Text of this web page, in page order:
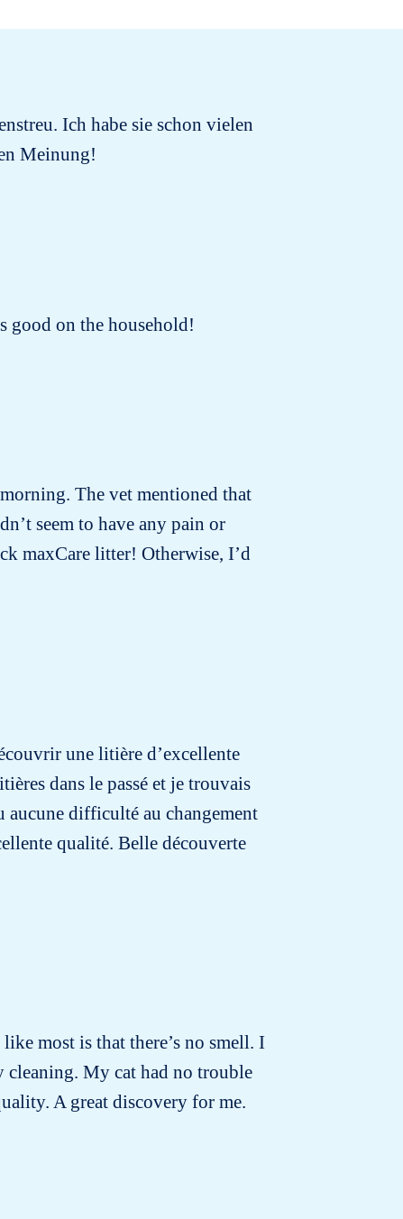
Ich habe sie schon vielen
Meinung!
good on the household!
The vet mentioned that
seem to have any pain or
maxCare litter! Otherwise, I’d
une litière d’excellente
dans le passé et je trouvais
aucune difficulté au changement
qualité. Belle découverte
most is that there’s no smell. I
cleaning. My cat had no trouble
A great discovery for me.